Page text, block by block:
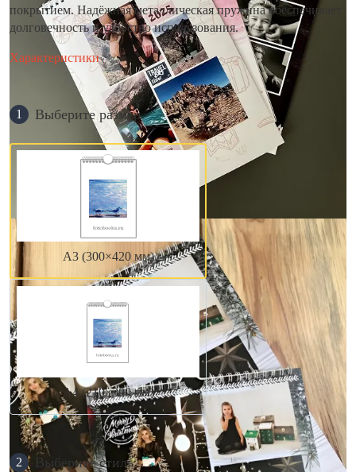
покрытием. Надёжная металлическая пружина обеспечивает
долговечность и удобство использования.
Характеристики
1 Выберите размер
А3 (300×420 мм)
А4 (210×300 мм)
2 Выберите стиль